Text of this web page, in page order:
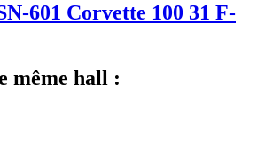
601 Corvette 100 31 F-
même hall :